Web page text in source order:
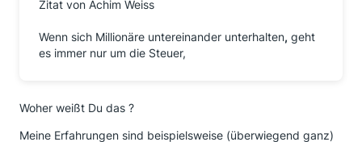
Zitat von Achim Weiss
Wenn sich Millionäre untereinander unterhalten, geht
es immer nur um die Steuer,
Woher weißt Du das ?
Meine Erfahrungen sind beispielsweise (überwiegend ganz)